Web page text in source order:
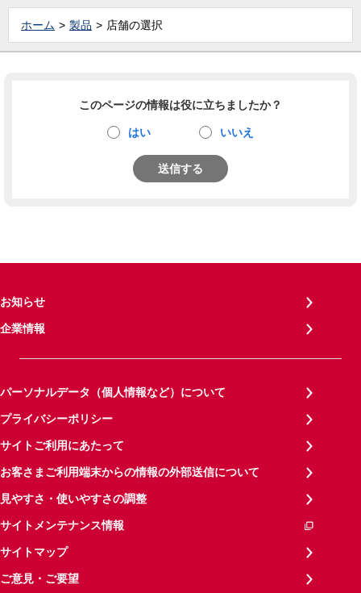
ホーム 製品 店舗の選択
このページの情報は役に立ちましたか？
はい いいえ
送信する
お知らせ
企業情報
パーソナルデータ（個人情報など）について
プライバシーポリシー
サイトご利用にあたって
お客さまご利用端末からの情報の外部送信について
見やすさ・使いやすさの調整
サイトメンテナンス情報
サイトマップ
ご意見・ご要望